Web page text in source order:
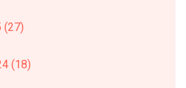
(27)
(18)